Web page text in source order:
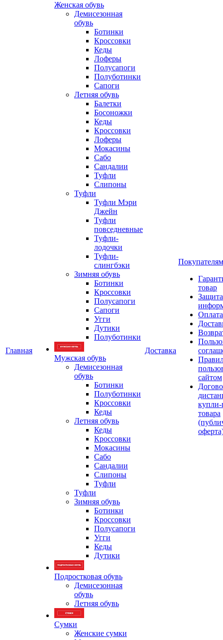
Главная
Женская обувь
Демисезонная
обувь
Ботинки
Кроссовки
Кеды
Лоферы
Полусапоги
Полуботинки
Сапоги
Летняя обувь
Балетки
Босоножки
Кеды
Кроссовки
Лоферы
Мокасины
Сабо
Сандалии
Туфли
Слипоны
Туфли
Туфли Мэри
Джейн
Туфли
повседневные
Туфли-
лодочки
Туфли-
слингбэки
Зимняя обувь
Ботинки
Кроссовки
Полусапоги
Сапоги
Угги
Дутики
Полуботинки
Мужская обувь
Демисезонная
обувь
Ботинки
Полуботинки
Кроссовки
Кеды
Летняя обувь
Кеды
Кроссовки
Мокасины
Сабо
Сандалии
Слипоны
Туфли
Туфли
Зимняя обувь
Ботинки
Кроссовки
Полусапоги
Угги
Кеды
Дутики
Подростковая обувь
Демисезонная
обувь
Летняя обувь
Сумки
Женские сумки
Доставка
Покупателям
товар
Защита
Оплата
сайтом
товара